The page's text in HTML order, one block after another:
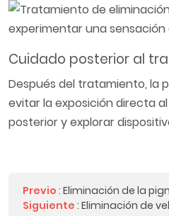
experimentar una
Cuidado posterior al
Después del tratamiento, la
evitar la exposición directa
posterior y explorar
Previo : Eliminación de la
Siguiente : Eliminación de